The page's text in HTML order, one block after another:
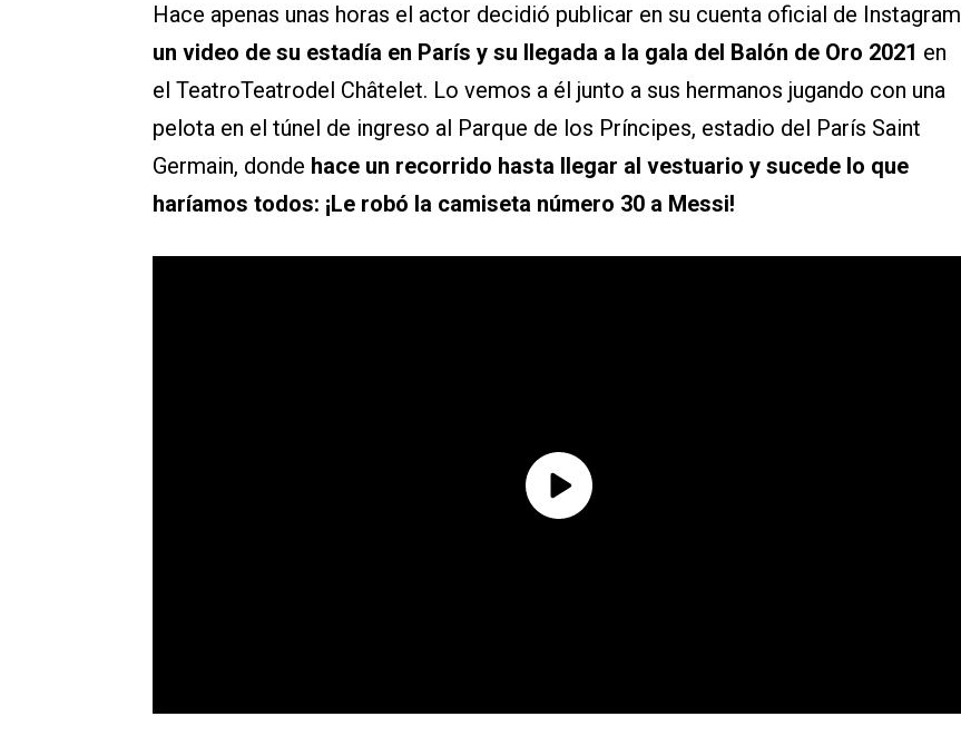
Hace apenas unas horas el actor decidió publicar en su cuenta oficial de Instagram
un video de su estadía en París y su llegada a la gala del Balón de Oro 2021 en
el TeatroTeatrodel Châtelet. Lo vemos a él junto a sus hermanos jugando con una
pelota en el túnel de ingreso al Parque de los Príncipes, estadio del París Saint
Germain, donde hace un recorrido hasta llegar al vestuario y sucede lo que
haríamos todos: ¡Le robó la camiseta número 30 a Messi!